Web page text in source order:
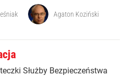
Agaton Koziński
Służby Bezpieczeństwa